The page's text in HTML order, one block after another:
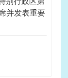
并发表重要